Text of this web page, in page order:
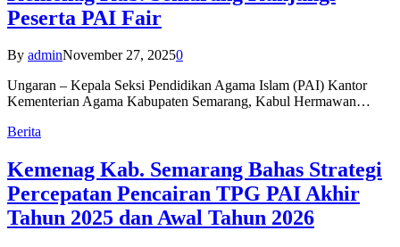
Peserta PAI Fair
By adminNovember 27, 20250
Ungaran – Kepala Seksi Pendidikan Agama Islam (PAI) Kantor
Kementerian Agama Kabupaten Semarang, Kabul Hermawan…
Berita
Kemenag Kab. Semarang Bahas Strategi
Percepatan Pencairan TPG PAI Akhir
Tahun 2025 dan Awal Tahun 2026